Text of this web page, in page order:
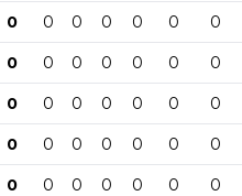
0 0 0 0 0 0 0
0 0 0 0 0 0 0
0 0 0 0 0 0 0
0 0 0 0 0 0 0
0 0 0 0 0 0 0